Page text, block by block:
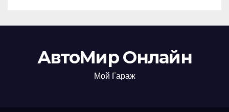
АвтоМир Онлайн
Мой Гараж